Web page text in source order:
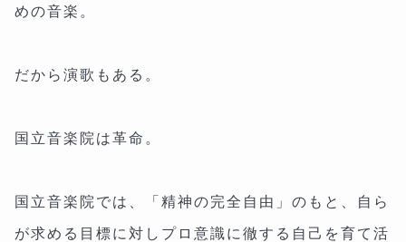
めの音楽。
だから演歌もある。
国立音楽院は革命。
国立音楽院では、「精神の完全自由」のもと、自ら
が求める目標に対しプロ意識に徹する自己を育て活